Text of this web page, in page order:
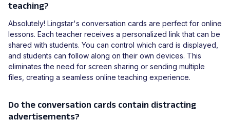
teaching?
Absolutely! Lingstar's conversation cards are perfect for online
lessons. Each teacher receives a personalized link that can be
shared with students. You can control which card is displayed,
and students can follow along on their own devices. This
eliminates the need for screen sharing or sending multiple
files, creating a seamless online teaching experience.
Do the conversation cards contain distracting
advertisements?